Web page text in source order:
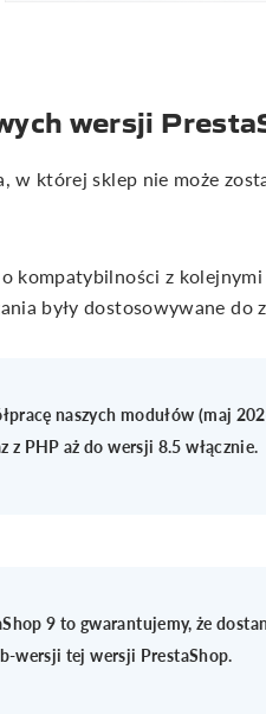
wersji
w której sklep nie może
kompatybilności z
były dostosowywane do
naszych modułów (maj
z PHP aż do wersji 8.5 włącznie.
9 to gwarantujemy, że
wersji tej wersji PrestaShop.